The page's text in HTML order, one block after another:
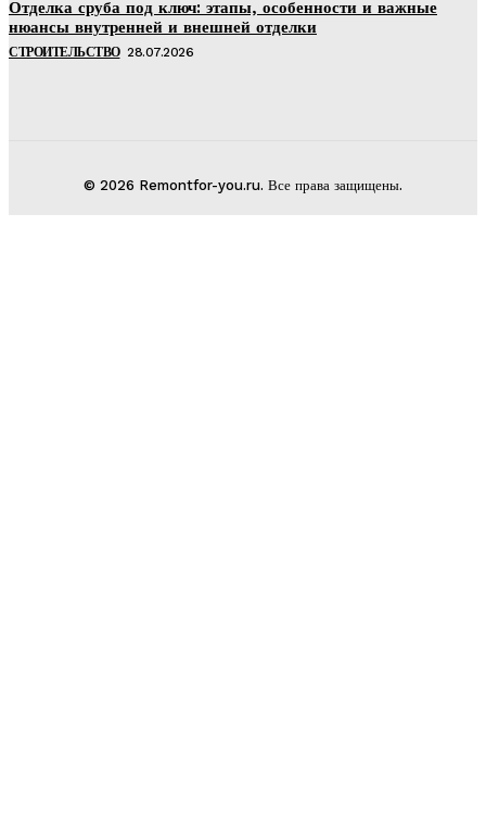
Отделка сруба под ключ: этапы, особенности и важные
нюансы внутренней и внешней отделки
СТРОИТЕЛЬСТВО 28.07.2026
© 2026 Remontfor-you.ru. Все права защищены.